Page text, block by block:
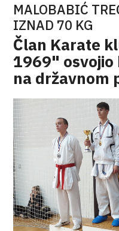
MALOBABIĆ
IZNAD 70 KG
Član Karate
1969"
na državnom